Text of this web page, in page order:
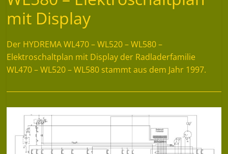
mit Display
Der HYDREMA WL470 – WL520 – WL580 –
Elektroschaltplan mit Display der Radladerfamilie
WL470 – WL520 – WL580 stammt aus dem Jahr 1997.